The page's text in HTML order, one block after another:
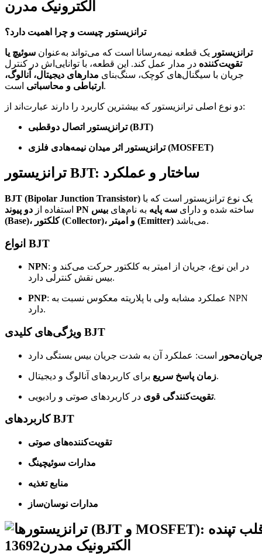
الکترونیک مدرن
ترانزیستور چیست و چرا اهمیت دارد؟
ترانزیستور یک قطعه نیمه‌رسانا است که می‌تواند به‌عنوان سوئیچ یا
تقویت‌کننده در مدار عمل کند. این قطعه، با توانایی‌اش در کنترل
جریان با سیگنال‌های کوچک، سنگ‌بنای مدارهای دیجیتال، آنالوگ،
ارتباطی و محاسباتی است.
دو نوع اصلی ترانزیستور که بیشترین کاربرد را دارند عبارت‌اند از:
ترانزیستور اتصال دوقطبی (BJT)
ترانزیستور اثر میدان نیمه‌هادی فلزی (MOSFET)
ترانزیستور BJT: ساختار و عملکرد
BJT (Bipolar Junction Transistor)
استفاده از دو پیوند PN ساخته شده و دارای سه پایه به نام‌های بیس
(Base)، کلکتور (Collector)، و امیتر (Emitter)
می‌باشد.
انواع BJT
NPN: در این نوع، جریان از امیتر به کلکتور حرکت می‌کند و
بیس نقش کنترلی دارد.
PNP: عملکرد مشابه ولی با پلاریته معکوس نسبت به NPN
دارد.
ویژگی‌های کلیدی BJT
زمان پاسخ سریعبرای کاربردهای آنالوگ و دیجیتال.
تقویت‌کنندگی قویدر کاربردهای صوتی و رادیویی.
کاربردهای BJT
تقویت‌کننده‌های صوتی
مدارات سوئیچینگ
منابع تغذیه
مدارات نوسان‌ساز